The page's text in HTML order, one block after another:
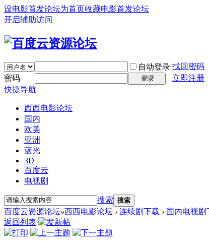
设电影首发论坛为首页收藏电影首发论坛
开启辅助访问
自动登录 找回密码
密码
登录
立即注册
快捷导航
西西电影论坛
国内
欧美
亚洲
蓝光
3D
百度云
电视剧
搜索 搜索
百度云资源论坛»西西电影论坛 › 连续剧下载 › 国内电视剧
返回列表